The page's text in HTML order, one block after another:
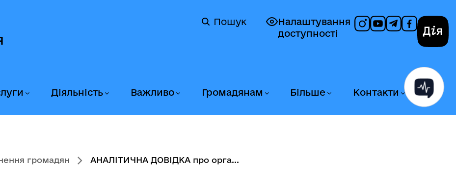
Налаштування
доступності
Пошук
Діяльність Важливо Громадянам Більше Контакти
громадян АНАЛІТИЧНА ДОВІДКА про орга...